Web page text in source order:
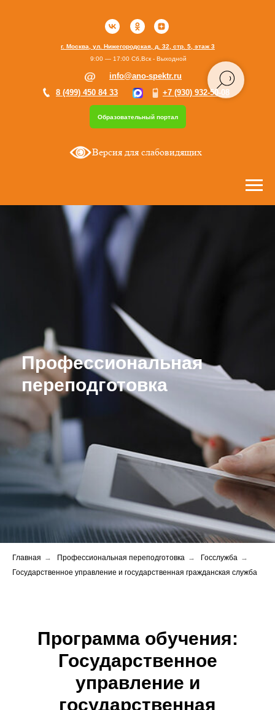
Образовательный портал
г. Москва, ул. Нижегородская, д. 32, стр. 5, этаж 3
+7 (930) 932-50-08
8 (499) 450 84 33
info@ano-spektr.ru
9:00 — 17:00 Сб,Вск - Выходной
Версия для слабовидящих
Профессиональная
переподготовка
Главная → Профессиональная переподготовка → Госслужба →
Государственное управление и государственная гражданская служба
Программа обучения:
Государственное
управление и
государственная